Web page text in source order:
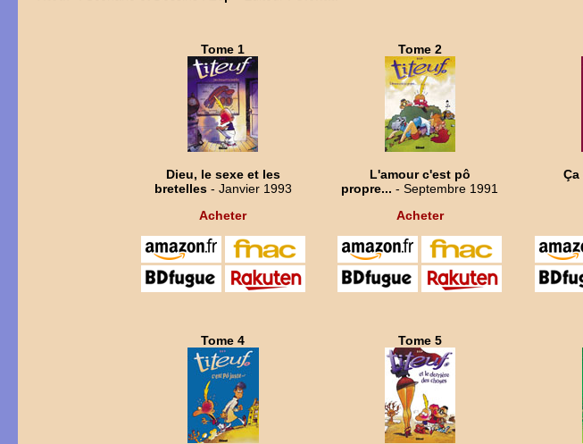
Tome 1
Dieu, le sexe et les
bretelles- Janvier 1993
Acheter
Tome 2
L'amour c'est pô
propre... - Septembre 1991
Acheter
Tome 4 Tome 5